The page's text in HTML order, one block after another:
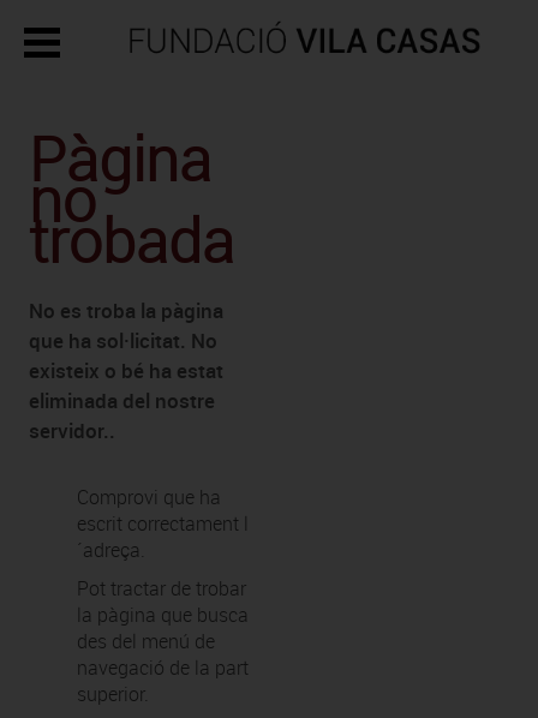
Pàgina
no
trobada
No es troba la pàgina
que ha sol·licitat. No
existeix o bé ha estat
eliminada del nostre
servidor..
Comprovi que ha
escrit correctament l
´adreça.
Pot tractar de trobar
la pàgina que busca
des del menú de
navegació de la part
superior.